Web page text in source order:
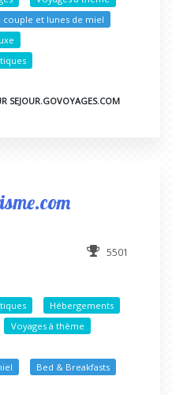
couple et lunes de miel
SEJOUR.GOVOYAGES.COM
5501
Hébergements
Voyages à thème
Bed & Breakfasts